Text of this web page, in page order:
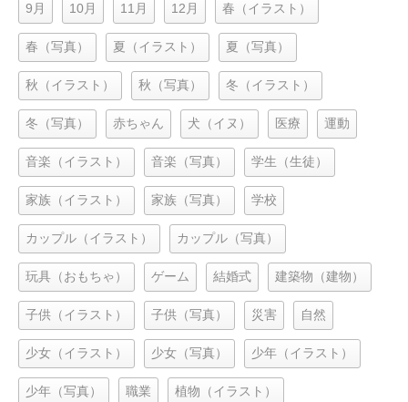
9月 10月 11月 12月 春（イラスト）
春（写真） 夏（イラスト） 夏（写真）
秋（イラスト） 秋（写真） 冬（イラスト）
冬（写真） 赤ちゃん 犬（イヌ） 医療 運動
音楽（イラスト） 音楽（写真） 学生（生徒）
家族（イラスト） 家族（写真） 学校
カップル（イラスト） カップル（写真）
玩具（おもちゃ） ゲーム 結婚式 建築物（建物）
子供（イラスト） 子供（写真） 災害 自然
少女（イラスト） 少女（写真） 少年（イラスト）
少年（写真） 職業 植物（イラスト）